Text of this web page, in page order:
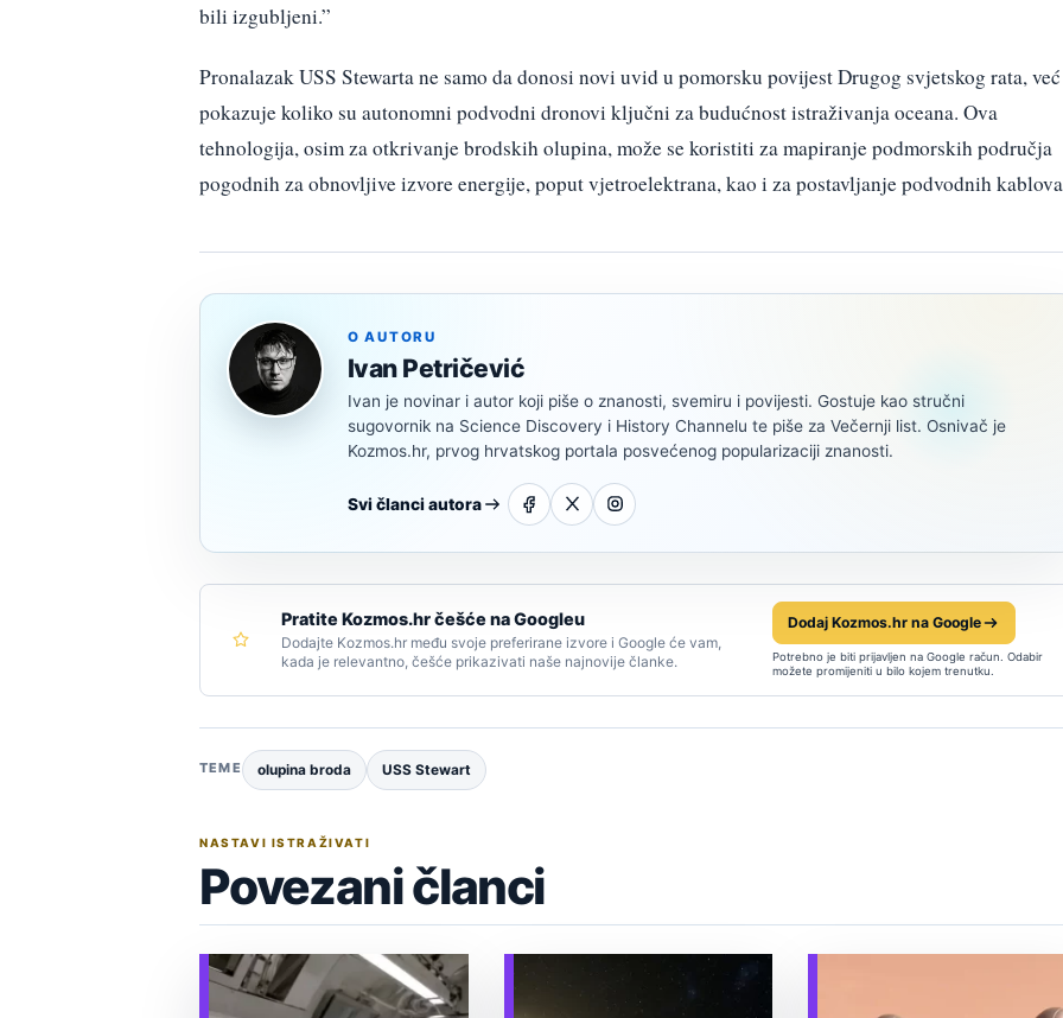
bili izgubljeni.”
Pronalazak USS Stewarta ne samo da donosi novi uvid u pomorsku povijest Drugog svjetskog rata,
pokazuje koliko su autonomni podvodni dronovi ključni za budućnost istraživanja oceana. Ova
tehnologija, osim za otkrivanje brodskih olupina, može se koristiti za mapiranje podmorskih područja
pogodnih za obnovljive izvore energije, poput vjetroelektrana, kao i za postavljanje podvodnih
O AUTORU
Ivan Petričević
Ivan je novinar i autor koji piše o znanosti, svemiru i povijesti. Gostuje kao stručni
sugovornik na Science Discovery i History Channelu te piše za Večernji list. Osnivač je
Kozmos.hr, prvog hrvatskog portala posvećenog popularizaciji znanosti.
Svi članci autora
Pratite Kozmos.hr češće na Googleu
Dodajte Kozmos.hr među svoje preferirane izvore i Google će vam,
kada je relevantno, češće prikazivati naše najnovije članke.
Dodaj Kozmos.hr na Google
Potrebno je biti prijavljen na Google račun. Odabir
možete promijeniti u bilo kojem trenutku.
TEME olupina broda USS Stewart
NASTAVI ISTRAŽIVATI
Povezani članci